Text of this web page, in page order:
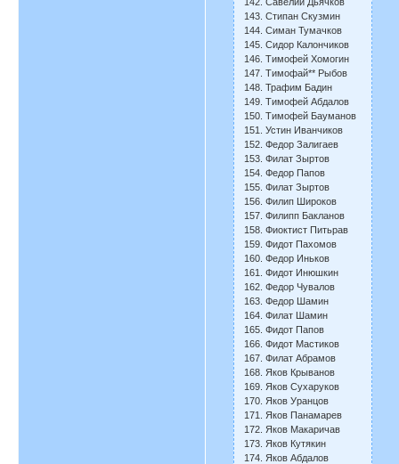
143. Стипан Скузмин
144. Симан Тумачков
145. Сидор Калончиков
146. Тимофей Хомогин
147. Тимофай** Рыбов
148. Трафим Бадин
149. Тимофей Абдалов
150. Тимофей Бауманов
151. Устин Иванчиков
152. Федор Залигаев
153. Филат Зыртов
154. Федор Папов
155. Филат Зыртов
156. Филип Широков
157. Филипп Бакланов
158. Фиоктист Питьрав
159. Фидот Пахомов
160. Федор Иньков
161. Фидот Инюшкин
162. Федор Чувалов
163. Федор Шамин
164. Филат Шамин
165. Фидот Папов
166. Фидот Мастиков
167. Филат Абрамов
168. Яков Крыванов
169. Яков Сухаруков
170. Яков Уранцов
171. Яков Панамарев
172. Яков Макаричав
173. Яков Кутякин
174. Яков Абдалов